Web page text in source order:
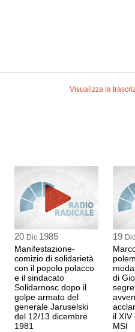
Visualizza la
20 Dic 1985
Manifestazione-
comizio di solidarietà
con il popolo polacco
e il sindacato
Solidarnosc dopo il
golpe armato del
generale Jaruselski
del 12/13 dicembre
1981
19 Dic
di
il XIV
MSI